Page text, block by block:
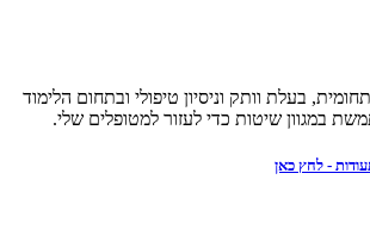
בעלת וותק וניסיון טיפולי ובתחום הלימוד
- לחץ כאן